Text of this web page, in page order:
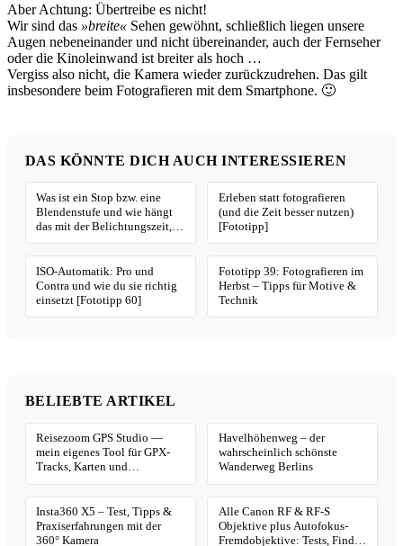
Aber Achtung: Übertreibe es nicht!
Wir sind das »breite« Sehen gewöhnt, schließlich liegen unsere
Augen nebeneinander und nicht übereinander, auch der Fernseher
oder die Kinoleinwand ist breiter als hoch …
Vergiss also nicht, die Kamera wieder zurückzudrehen. Das gilt
insbesondere beim Fotografieren mit dem Smartphone. 🙂
DAS KÖNNTE DICH AUCH INTERESSIEREN
Was ist ein Stop bzw. eine
Blendenstufe und wie hängt
das mit der Belichtungszeit,
Erleben statt fotografieren
(und die Zeit besser nutzen)
[Fototipp]
ISO-Automatik: Pro und
Contra und wie du sie richtig
einsetzt [Fototipp 60]
Fototipp 39: Fotografieren im
Herbst – Tipps für Motive &
Technik
BELIEBTE ARTIKEL
Reisezoom GPS Studio —
mein eigenes Tool für GPX-
Tracks, Karten und
Havelhöhenweg – der
wahrscheinlich schönste
Wanderweg Berlins
Insta360 X5 – Test, Tipps &
Praxiserfahrungen mit der
360° Kamera
Alle Canon RF & RF-S
Objektive plus Autofokus-
Fremdobjektive: Tests, Finder